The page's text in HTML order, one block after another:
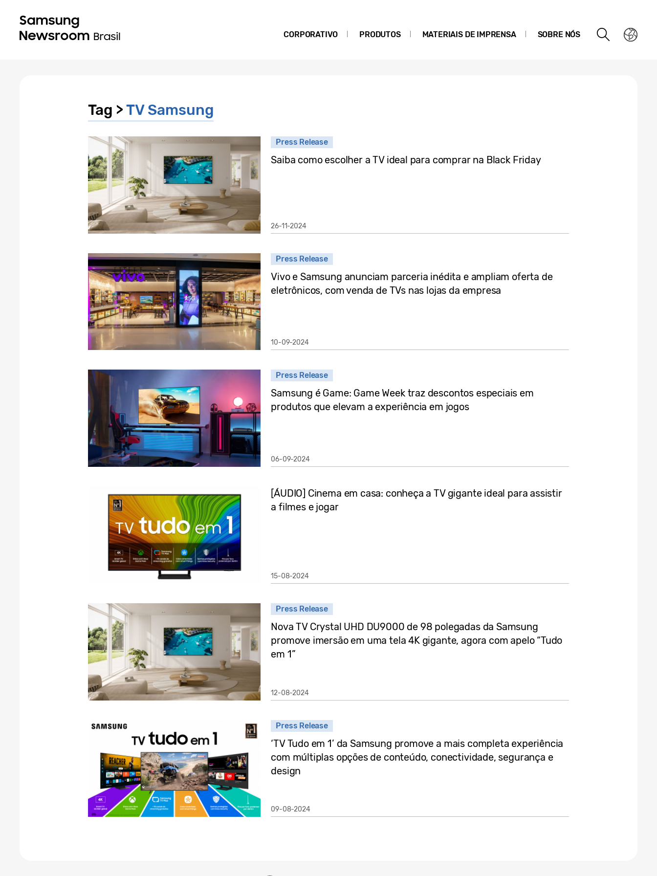
CORPORATIVO PRODUTOS MATERIAIS DE IMPRENSA SOBRE NÓS
Tag >TV Samsung
Press Release
Saiba como escolher a TV ideal para comprar na Black Friday
26-11-2024
Press Release
Vivo e Samsung anunciam parceria inédita e ampliam oferta de
eletrônicos, com venda de TVs nas lojas da empresa
10-09-2024
Press Release
Samsung é Game: Game Week traz descontos especiais em
produtos que elevam a experiência em jogos
06-09-2024
[ÁUDIO] Cinema em casa: conheça a TV gigante ideal para assistir
a filmes e jogar
15-08-2024
Press Release
Nova TV Crystal UHD DU9000 de 98 polegadas da Samsung
promove imersão em uma tela 4K gigante, agora com apelo “Tudo
em 1”
12-08-2024
Press Release
‘TV Tudo em 1’ da Samsung promove a mais completa experiência
com múltiplas opções de conteúdo, conectividade, segurança e
design
09-08-2024